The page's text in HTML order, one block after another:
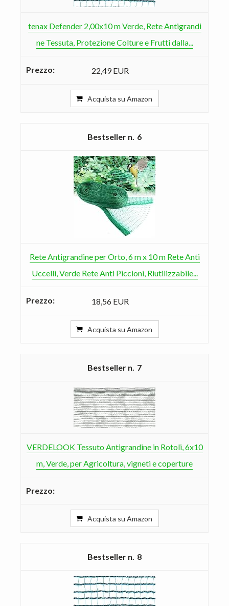
tenax Defender 2,00x10 m Verde, Rete Antigrandi
ne Tessuta, Protezione Colture e Frutti dalla...
22,49 EUR
Acquista su Amazon
6
Rete Antigrandine per Orto, 6 m x 10 m Rete Anti
Uccelli, Verde Rete Anti Piccioni, Riutilizzabile...
18,56 EUR
Acquista su Amazon
7
VERDELOOK Tessuto Antigrandine in Rotoli, 6x10
m, Verde, per Agricoltura, vigneti e coperture
Acquista su Amazon
8